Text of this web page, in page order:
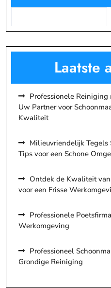
Laatste
Professionele Reiniging
Uw Partner voor
Kwaliteit
Milieuvriendelijk Tegels
Tips voor een Schone
Ontdek de Kwaliteit
voor een Frisse
Professionele
Werkomgeving
Professioneel
Grondige Reiniging